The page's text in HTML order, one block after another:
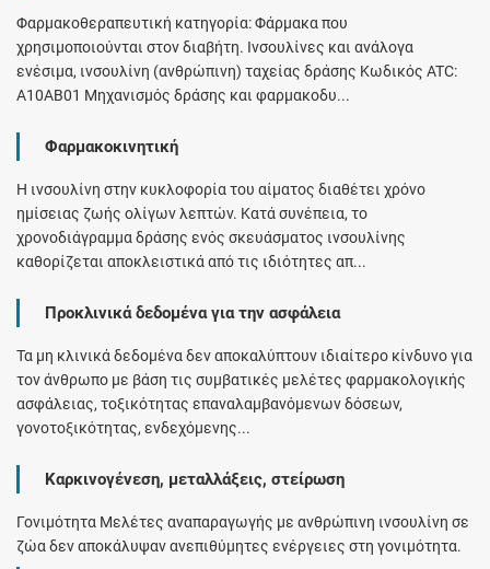
Φαρμακοθεραπευτική κατηγορία: Φάρμακα που
χρησιμοποιούνται στον διαβήτη. Ινσουλίνες και ανάλογα
ενέσιμα, ινσουλίνη (ανθρώπινη) ταχείας δράσης Κωδικός ATC:
A10AB01 Μηχανισμός δράσης και φαρμακοδυ...
Φαρμακοκινητική
Η ινσουλίνη στην κυκλοφορία του αίματος διαθέτει χρόνο
ημίσειας ζωής ολίγων λεπτών. Κατά συνέπεια, το
χρονοδιάγραμμα δράσης ενός σκευάσματος ινσουλίνης
καθορίζεται αποκλειστικά από τις ιδιότητες απ...
Προκλινικά δεδομένα για την ασφάλεια
Τα μη κλινικά δεδομένα δεν αποκαλύπτουν ιδιαίτερο κίνδυνο για
τον άνθρωπο με βάση τις συμβατικές μελέτες φαρμακολογικής
ασφάλειας, τοξικότητας επαναλαμβανόμενων δόσεων,
γονοτοξικότητας, ενδεχόμενης...
Καρκινογένεση, μεταλλάξεις, στείρωση
Γονιμότητα Μελέτες αναπαραγωγής με ανθρώπινη ινσουλίνη σε
ζώα δεν αποκάλυψαν ανεπιθύμητες ενέργειες στη γονιμότητα.